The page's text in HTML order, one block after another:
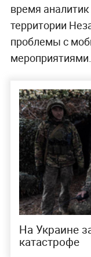
время
территории
проблемы с
мероприятиями.
На Украине
катастрофе